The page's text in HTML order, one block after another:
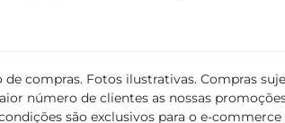
compras. Fotos ilustrativas. Compras
número de clientes as nossas
são exclusivos para o e-